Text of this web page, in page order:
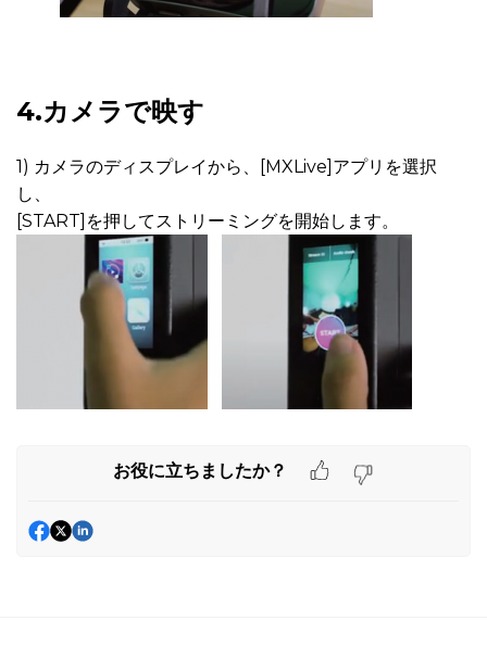
4.カメラで映す
1) カメラのディスプレイから、[MXLive]アプリを選択
し、
[START]を押してストリーミングを開始します。
お役に立ちましたか？